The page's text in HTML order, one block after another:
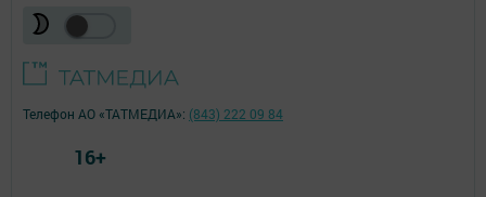
Телефон АО «ТАТМЕДИА»: (843) 222 09 84
16+